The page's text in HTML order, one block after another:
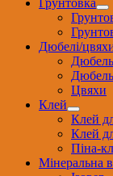
Грунтовка
Дюбелі/
Цвяхи
Клей
Клей
Клей
Піна-
Мінеральна